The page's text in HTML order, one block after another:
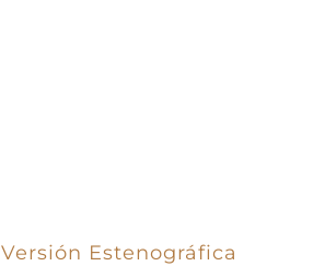
Versión Estenográfica